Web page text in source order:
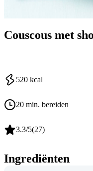
Couscous met
520 kcal
20 min. bereiden
3.3/5(27)
Ingrediënten